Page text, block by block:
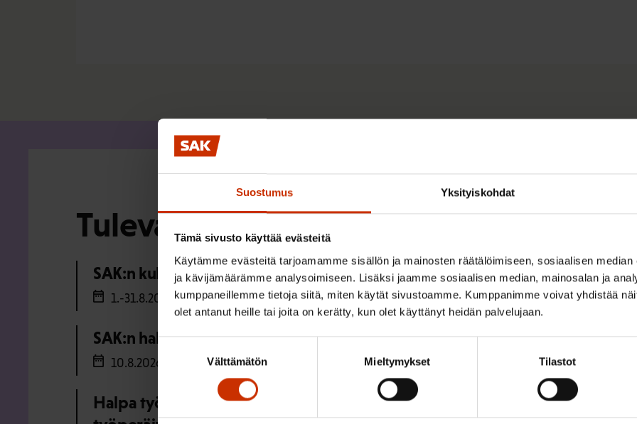
Suostumus Yksityiskohdat
Tämä sivusto käyttää evästeitä
Käytämme evästeitä tarjoamamme sisällön ja mainosten räätälöimiseen, sosiaalisen
ja kävijämäärämme analysoimiseen. Lisäksi jaamme sosiaalisen median, mainosalan ja
kumppaneillemme tietoja siitä, miten käytät sivustoamme. Kumppanimme voivat yhdistää
olet antanut heille tai joita on kerätty, kun olet käyttänyt heidän palvelujaan.
Suostumuksen
valinta
Välttämätön Mieltymykset Tilastot
Tulevat tapahtumat
SAK:n kulttuuriapurahojen haku vuodelle 2027
1.-31.8.2026
SAK:n hallituksen kokous elokuu 2026
10.8.2026
Halpa työ, kallis hinta: ulkomaisten työntekijöiden